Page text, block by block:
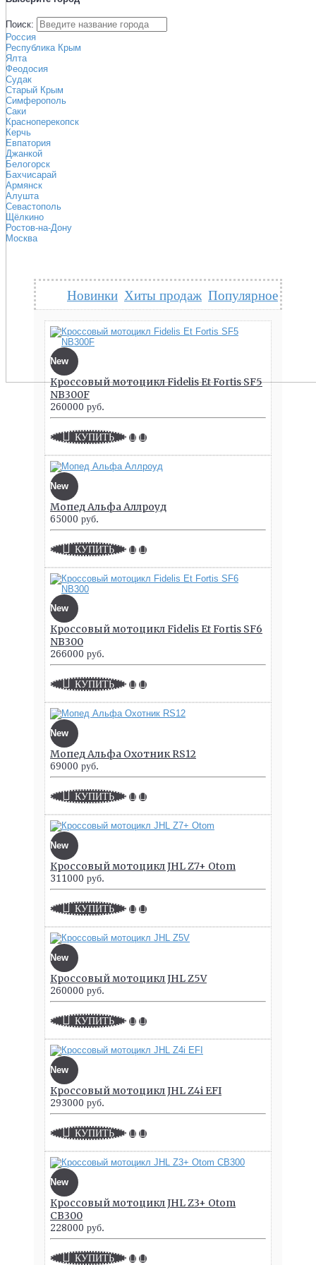
Поиск:
Россия
Республика Крым
Ялта
Феодосия
Судак
Старый Крым
Симферополь
Саки
Красноперекопск
Керчь
Евпатория
Джанкой
Белогорск
Бахчисарай
Армянск
Алушта
Севастополь
Щёлкино
Ростов-на-Дону
Москва
Новинки Хиты продаж Популярное
New
Кроссовый мотоцикл Fidelis Et Fortis SF5
NB300F
260000 руб.
КУПИТЬ
New
Мопед Альфа Аллроуд
65000 руб.
КУПИТЬ
New
Кроссовый мотоцикл Fidelis Et Fortis SF6
NB300
266000 руб.
КУПИТЬ
New
Мопед Альфа Охотник RS12
69000 руб.
КУПИТЬ
New
Кроссовый мотоцикл JHL Z7+ Otom
311000 руб.
КУПИТЬ
New
Кроссовый мотоцикл JHL Z5V
260000 руб.
КУПИТЬ
New
Кроссовый мотоцикл JHL Z4i EFI
293000 руб.
КУПИТЬ
New
Кроссовый мотоцикл JHL Z3+ Otom
CB300
228000 руб.
КУПИТЬ